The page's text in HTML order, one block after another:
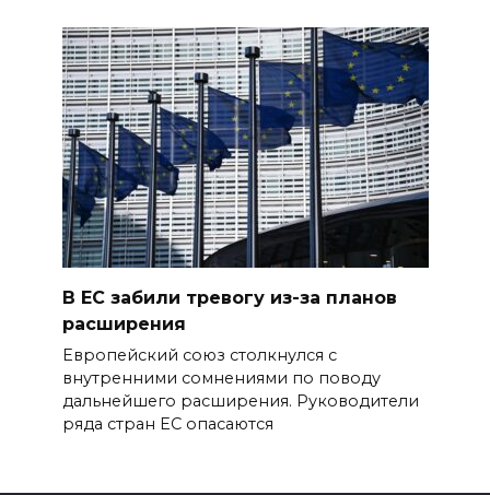
В ЕС забили тревогу из-за планов
расширения
Европейский союз столкнулся с
внутренними сомнениями по поводу
дальнейшего расширения. Руководители
ряда стран ЕС опасаются